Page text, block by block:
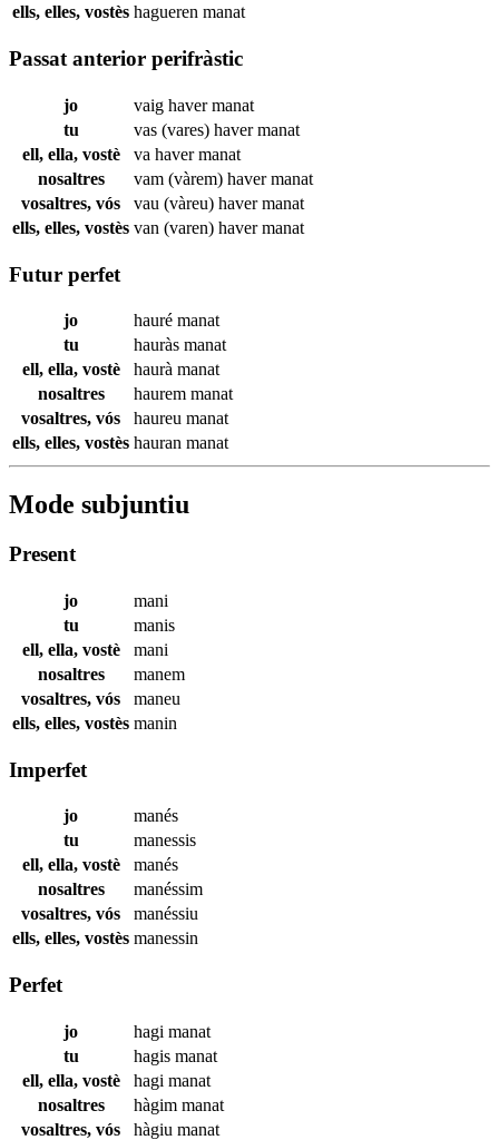
ells, elles, vostès hagueren manat
Passat anterior perifràstic
jo vaig havermanat
tu
vas (vares) havermanat
ell, ella, vostè
va havermanat
nosaltres
vam (vàrem) havermanat
vosaltres, vós
vau (vàreu) havermanat
ells, elles, vostès van (varen) havermanat
Futur perfet
jo hauré manat
tu
hauràs manat
ell, ella, vostè
haurà manat
nosaltres
haurem manat
vosaltres, vós
haureu manat
ells, elles, vostès hauran manat
Mode subjuntiu
Present
jo
mani
tu
manis
ell, ella, vostè
mani
nosaltres
manem
vosaltres, vós
maneu
ells, elles, vostès manin
Imperfet
jo
manés
tu
manessis
ell, ella, vostè
manés
nosaltres
manéssim
vosaltres, vós
manéssiu
ells, elles, vostès manessin
Perfet
jo hagi manat
tu
hagis manat
ell, ella, vostè
hagi manat
nosaltres
hàgim manat
vosaltres, vós
hàgiu manat